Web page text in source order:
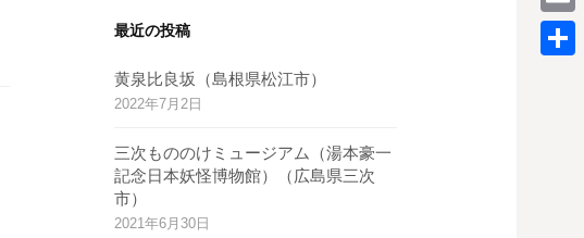
最近の投稿
黄泉比良坂（島根県松江市）
2022年7月2日
三次もののけミュージアム（湯本豪一
記念日本妖怪博物館）（広島県三次
市）
2021年6月30日
n
e
i
n
E